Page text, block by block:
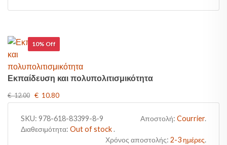
10% Off
Εκπαίδευση και πολυπολιτισμικότητα
€ 12.00 € 10.80
SKU: 978-618-83399-8-9 Αποστολή: Courrier.
Διαθεσιμότητα: Out of stock.
Χρόνος αποστολής: 2-3 ημέρες.